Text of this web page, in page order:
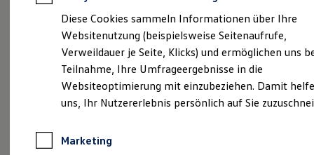
Versicherungen und Garantien
Kfz-Versicherung
Restschuldversicherungen
Garantien
Wartungsverträge
Geschäftskunden
Professional Class bei Volkswagen
Großkunden
Behörden
Anpfiff zum Gewinn
(Impressum & Rechtliches
Diese Cookies sammeln Informationen über Ihre
Websitenutzung (beispielsweise Seitenaufrufe,
Verweildauer je Seite, Klicks) und ermöglichen uns
Teilnahme, Ihre Umfrageergebnisse in die
Websiteoptimierung mit einzubeziehen. Damit
uns, Ihr Nutzererlebnis persönlich auf Sie
Marketing